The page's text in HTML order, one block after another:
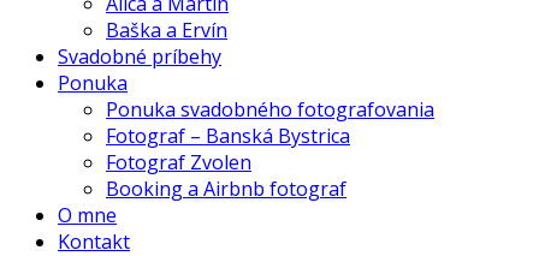
Baška a Ervín
Svadobné príbehy
Ponuka
Ponuka svadobného fotografovania
Fotograf – Banská Bystrica
Fotograf Zvolen
Booking a Airbnb fotograf
O mne
Kontakt